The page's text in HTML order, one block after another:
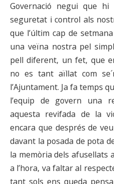
Governació negui que hi
seguretat i control als
que l’últim cap de
una veïna nostra pel
pell diferent, un fet, que
no es tant aïllat com
l’Ajuntament. Ja fa temps
l’equip de govern una
aquesta revifada de la
encara que després de
davant la posada de pota
la memòria dels afusellats
a l’hora, va faltar al
tant sols ens queda